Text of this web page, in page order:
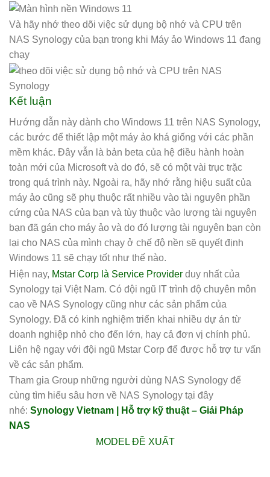
Và hãy nhớ theo dõi việc sử dụng bộ nhớ và CPU trên
NAS Synology của bạn trong khi Máy ảo Windows 11 đang
chạy
Kết luận
Hướng dẫn này dành cho Windows 11 trên NAS Synology,
các bước để thiết lập một máy ảo khá giống với các phần
mềm khác. Đây vẫn là bản beta của hệ điều hành hoàn
toàn mới của Microsoft và do đó, sẽ có một vài trục trặc
trong quá trình này. Ngoài ra, hãy nhớ rằng hiệu suất của
máy ảo cũng sẽ phụ thuộc rất nhiều vào tài nguyên phần
cứng của NAS của bạn và tùy thuộc vào lượng tài nguyên
bạn đã gán cho máy ảo và do đó lượng tài nguyên bạn còn
lại cho NAS của mình chạy ở chế độ nền sẽ quyết định
Windows 11 sẽ chạy tốt như thế nào.
Hiện nay, Mstar Corp là Service Provider duy nhất của
Synology tại Việt Nam. Có đội ngũ IT trình độ chuyên môn
cao về NAS Synology cũng như các sản phẩm của
Synology. Đã có kinh nghiệm triển khai nhiều dự án từ
doanh nghiệp nhỏ cho đến lớn, hay cả đơn vị chính phủ.
Liên hệ ngay với đội ngũ Mstar Corp để được hỗ trợ tư vấn
về các sản phẩm.
Tham gia Group những người dùng NAS Synology để
cùng tìm hiểu sâu hơn về NAS Synology tại đây
nhé: Synology Vietnam | Hỗ trợ kỹ thuật – Giải Pháp
NAS
MODEL ĐỀ XUẤT